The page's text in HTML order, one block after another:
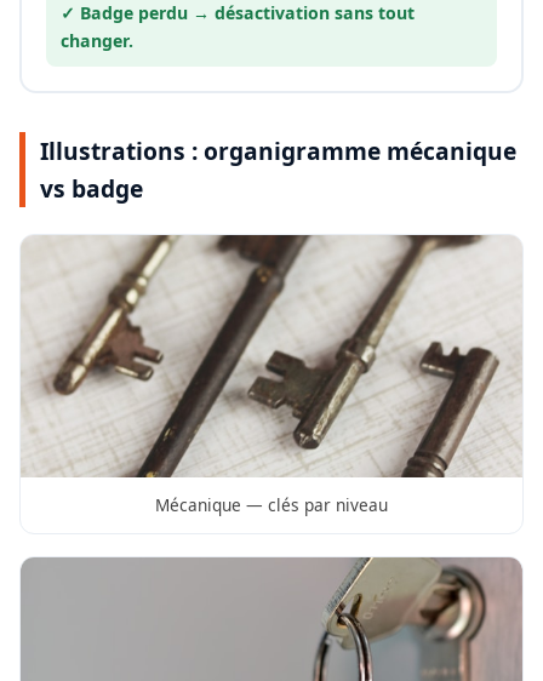
✓ Badge perdu → désactivation sans tout
changer.
Illustrations : organigramme mécanique
vs badge
Mécanique — clés par niveau